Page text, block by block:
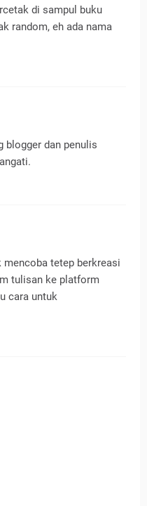
di sampul buku
random, eh ada nama
blogger dan penulis
mencoba tetep berkreasi
tulisan ke platform
cara untuk